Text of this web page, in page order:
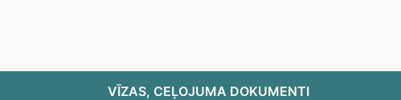
VĪZAS, CEĻOJUMA DOKUMENTI